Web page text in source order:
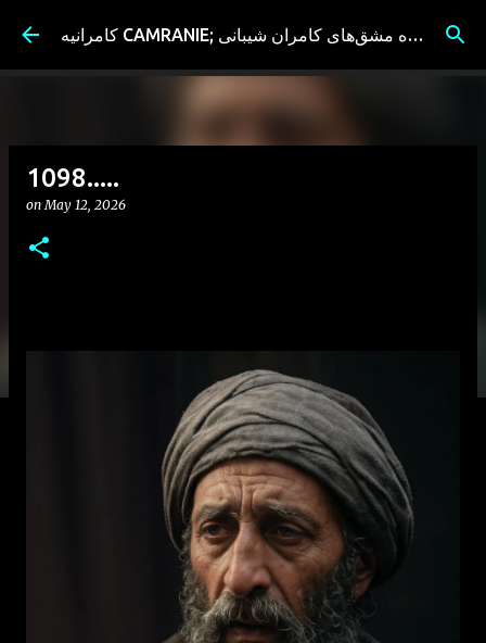
Skip to main content کامرانیه CAMRANIE; سیاه مشق‌های کامران شیبانی
1098.....
onMay 12, 2026